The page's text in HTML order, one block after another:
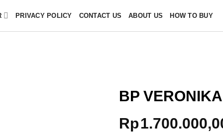
PRIVACY POLICY CONTACT US ABOUT US HOW TO BUY
BP
Rp